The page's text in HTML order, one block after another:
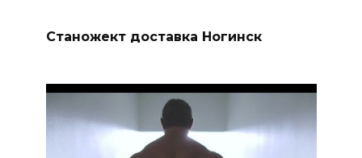
Заказать На Сушку Свободный